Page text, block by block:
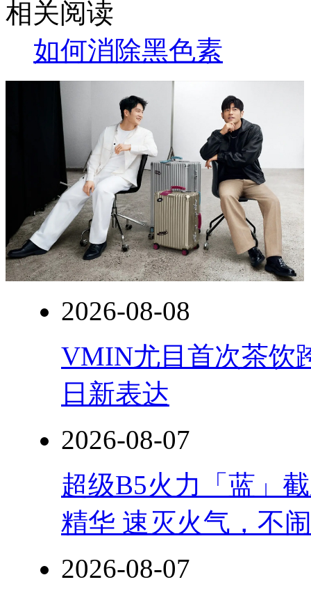
相关阅读
如何消除黑色素
2026-08-08
VMIN尤目首次茶饮
日新表达
2026-08-07
超级B5火力「蓝」
精华 速灭火气，不
2026-08-07